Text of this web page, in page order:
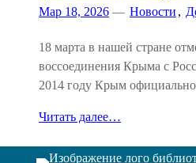
Мар 18, 2026 — Новости ,
18 марта в нашей стране
воссоединения Крыма с
2014 году Крым
Читать далее…